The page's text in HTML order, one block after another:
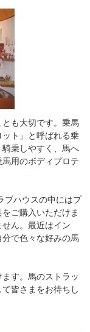
も大切です。乗馬
ト」と呼ばれる乗
乗しやすく、馬へ
用のボディプロテ
ブハウスの中にはプ
ご購入いただけま
ん。最近はイン
で色々な好みの馬
す。馬のストラッ
皆さまをお待ちし